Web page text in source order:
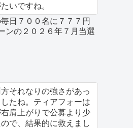
いですね。
日７００名に７７７円
ンの２０２６年７月当選
それなりの強さがあっ
たね。ティアフォーは
肩上がりで公募より少
で、結果的に救えまし